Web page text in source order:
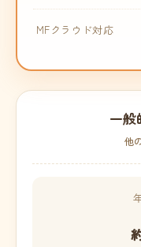
MFクラウド対応
一般
他